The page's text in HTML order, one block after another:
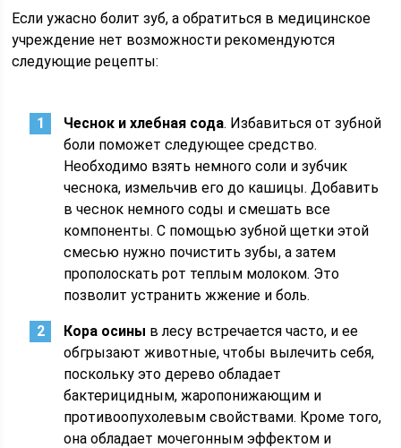
Если ужасно болит зуб, а обратиться в медицинское
учреждение нет возможности рекомендуются
следующие рецепты:
Чеснок и хлебная сода. Избавиться от зубной
боли поможет следующее средство.
Необходимо взять немного соли и зубчик
чеснока, измельчив его до кашицы. Добавить
в чеснок немного соды и смешать все
компоненты. С помощью зубной щетки этой
смесью нужно почистить зубы, а затем
прополоскать рот теплым молоком. Это
позволит устранить жжение и боль.
Кора осины в лесу встречается часто, и ее
обгрызают животные, чтобы вылечить себя,
поскольку это дерево обладает
бактерицидным, жаропонижающим и
противоопухолевым свойствами. Кроме того,
она обладает мочегонным эффектом и